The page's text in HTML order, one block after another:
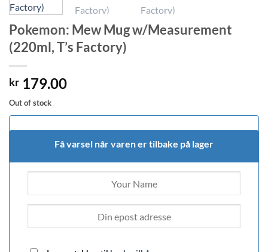
Pokemon: Mew Mug w/Measurement
(220ml, T’s Factory)
kr 179.00
Out of stock
Få varsel når varen er tilbake på lager